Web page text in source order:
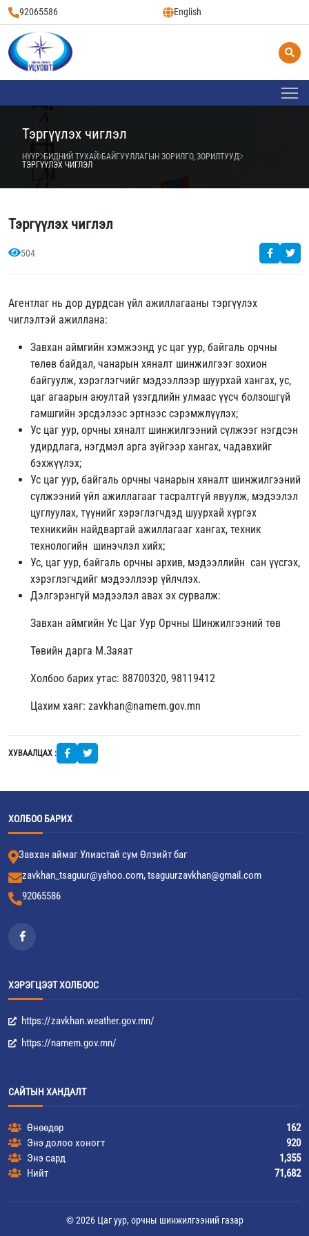
92065586 English
Тэргүүлэх чиглэл
НҮҮР БИДНИЙ ТУХАЙ БАЙГУУЛЛАГЫН ЗОРИЛГО, ЗОРИЛТУУД
ТЭРГҮҮЛЭХ ЧИГЛЭЛ
Тэргүүлэх чиглэл
504
Агентлаг нь дор дурдсан үйл ажиллагааны тэргүүлэх
чиглэлтэй ажиллана:
Завхан аймгийн хэмжээнд ус цаг уур, байгаль орчны
төлөв байдал, чанарын хяналт шинжилгээг зохион
байгуулж, хэрэглэгчийг мэдээллээр шуурхай хангах, ус,
цаг агаарын аюултай үзэгдлийн улмаас үүсч болзошгүй
гамшгийн эрсдэлээс эртнээс сэрэмжлүүлэх;
Ус цаг уур, орчны хяналт шинжилгээний сүлжээг нэгдсэн
удирдлага, нэгдмэл арга зүйгээр хангах, чадавхийг
бэхжүүлэх;
Ус цаг уур, байгаль орчны чанарын хяналт шинжилгээний
сүлжээний үйл ажиллагааг тасралтгүй явуулж, мэдээлэл
цуглуулах, түүнийг хэрэглэгчдэд шуурхай хүргэх
техникийн найдвартай ажиллагааг хангах, техник
технологийн шинэчлэл хийх;
Ус, цаг уур, байгаль орчны архив, мэдээллийн сан үүсгэх,
хэрэглэгчдийг мэдээллээр үйлчлэх.
Дэлгэрэнгүй мэдээлэл авах эх сурвалж:
Завхан аймгийн Ус Цаг Уур Орчны Шинжилгээний төв
Төвийн дарга М.Заяат
Холбоо барих утас: 88700320, 98119412
Цахим хаяг: zavkhan@namem.gov.mn
ХУВААЛЦАХ :
ХОЛБОО БАРИХ
Завхан аймаг Улиастай сум Өлзийт баг
zavkhan_tsaguur@yahoo.com, tsaguurzavkhan@gmail.com
92065586
ХЭРЭГЦЭЭТ ХОЛБООС
https://zavkhan.weather.gov.mn/
https://namem.gov.mn/
САЙТЫН ХАНДАЛТ
Өнөөдөр
162
Энэ долоо хоногт
920
Энэ сард
1,355
Нийт
71,682
© 2026 Цаг уур, орчны шинжилгээний газар